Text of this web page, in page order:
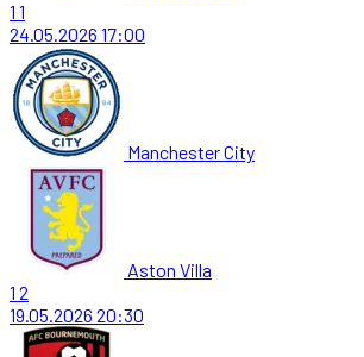
1 1
24.05.2026 17:00
Manchester City
Aston Villa
1 2
19.05.2026 20:30